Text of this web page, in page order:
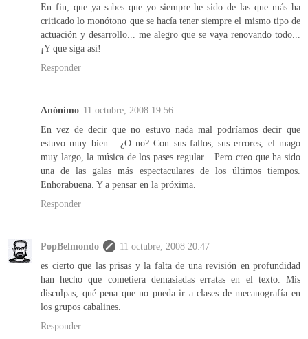
En fin, que ya sabes que yo siempre he sido de las que más ha
criticado lo monótono que se hacía tener siempre el mismo tipo de
actuación y desarrollo... me alegro que se vaya renovando todo...
¡Y que siga así!
Responder
Anónimo 11 octubre, 2008 19:56
En vez de decir que no estuvo nada mal podríamos decir que
estuvo muy bien... ¿O no? Con sus fallos, sus errores, el mago
muy largo, la música de los pases regular... Pero creo que ha sido
una de las galas más espectaculares de los últimos tiempos.
Enhorabuena. Y a pensar en la próxima.
Responder
PopBelmondo
11 octubre, 2008 20:47
es cierto que las prisas y la falta de una revisión en profundidad
han hecho que cometiera demasiadas erratas en el texto. Mis
disculpas, qué pena que no pueda ir a clases de mecanografía en
los grupos cabalines.
Responder